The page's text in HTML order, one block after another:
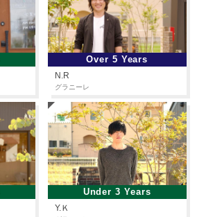
Over 5 Years
N.R
グラニーレ
Under 3 Years
Y.Ｋ